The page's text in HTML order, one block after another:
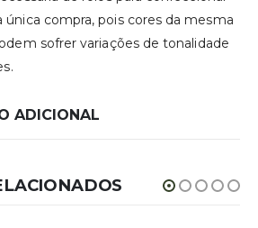
compra, pois cores da mesma
sofrer variações de tonalidade
ADICIONAL